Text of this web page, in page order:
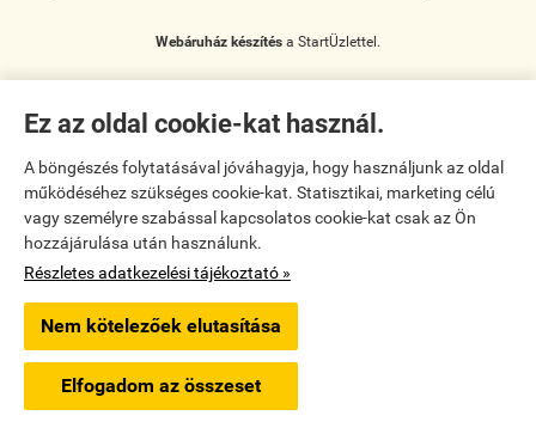
Ez az oldal cookie-kat használ.
A böngészés folytatásával jóváhagyja, hogy használjunk az oldal
működéséhez szükséges cookie-kat. Statisztikai, marketing célú
vagy személyre szabással kapcsolatos cookie-kat csak az Ön
hozzájárulása után használunk.
Részletes adatkezelési tájékoztató »
Nem kötelezőek elutasítása
Elfogadom az összeset
Webáruház készítés a StartÜzlettel.